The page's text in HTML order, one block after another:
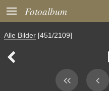
 Fotoalbum
Alle Bilder [451/2109]
